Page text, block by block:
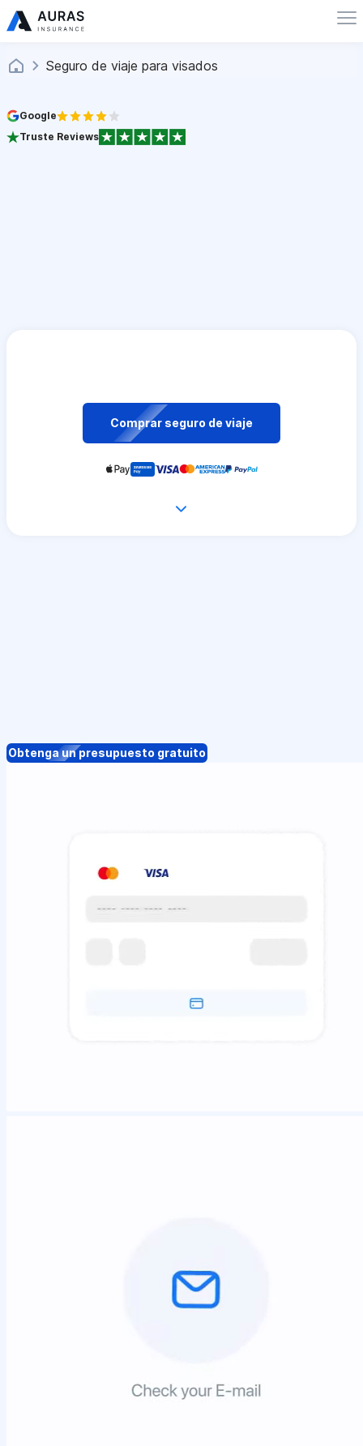
Seguro de viaje para visados
Google
Truste Reviews
Comprar seguro de viaje
Obtenga un presupuesto gratuito